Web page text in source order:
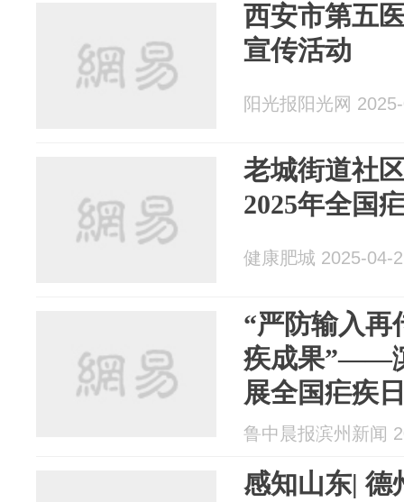
西安市第五
宣传活动
阳光报阳光网
老城街道社
2025年全国
健康肥城 2025-04-
“严防输入再
疾成果”——
展全国疟疾
鲁中晨报滨州新闻
感知山东| 德